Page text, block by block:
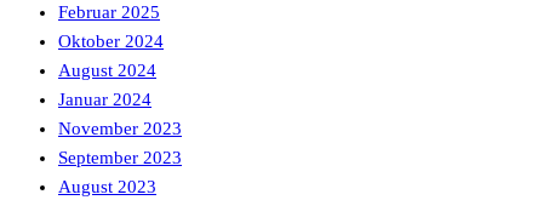
Februar 2025
Oktober 2024
August 2024
Januar 2024
November 2023
September 2023
August 2023